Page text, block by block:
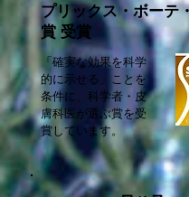
プリックス・ボーテ
賞 受賞
「確実な効果を科学
的に示せる」ことを
条件に、科学者・皮
膚科医が選ぶ賞を受
賞しています。